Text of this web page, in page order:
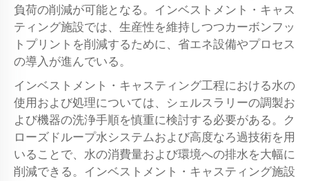
負荷の削減が可能となる。インベストメント・キャス
ティング施設では、生産性を維持しつつカーボンフッ
トプリントを削減するために、省エネ設備やプロセス
の導入が進んでいる。
インベストメント・キャスティング工程における水の
使用および処理については、シェルスラリーの調製お
よび機器の洗浄手順を慎重に検討する必要がある。ク
ローズドループ水システムおよび高度なろ過技術を用
いることで、水の消費量および環境への排水を大幅に
削減できる。インベストメント・キャスティング施設